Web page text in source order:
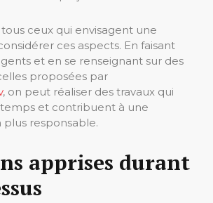
ceux qui envisagent une
ces aspects. En faisant
et en se renseignant sur des
proposées par
, on peut réaliser des travaux qui
et contribuent à une
responsable.
apprises durant